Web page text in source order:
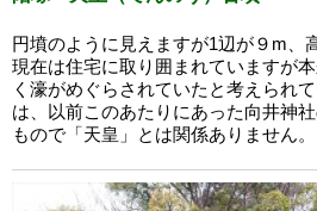
円墳のように見えますが1辺が９m、
現在は住宅に取り囲まれていますが
く濠がめぐらされていたと考えられ
は、以前このあたりにあった向井神
もので「天皇」とは関係ありません。